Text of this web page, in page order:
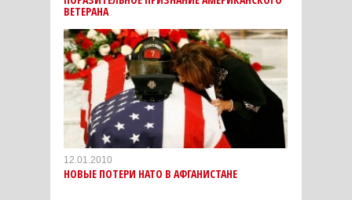
ВЕТЕРАНА
12.01.2010
НОВЫЕ ПОТЕРИ НАТО В АФГАНИСТАНЕ